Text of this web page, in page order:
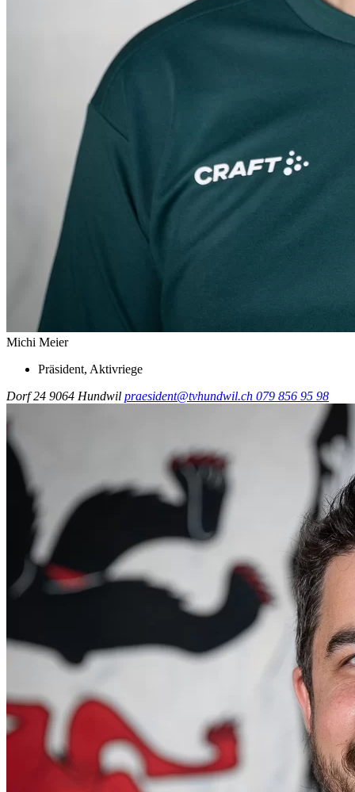
Michi Meier
Präsident, Aktivriege
Dorf 24 9064 Hundwil praesident@tvhundwil.ch 079 856 95 98